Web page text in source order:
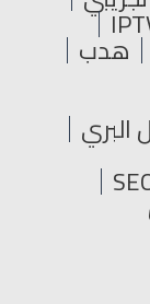
هدب
البري